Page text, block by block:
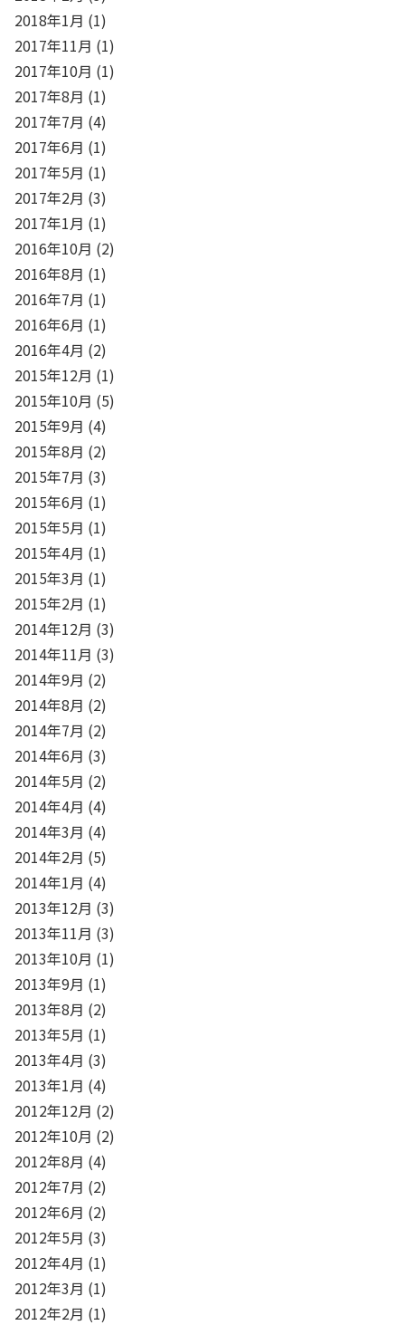
2018年1月 (1)
2017年11月 (1)
2017年10月 (1)
2017年8月 (1)
2017年7月 (4)
2017年6月 (1)
2017年5月 (1)
2017年2月 (3)
2017年1月 (1)
2016年10月 (2)
2016年8月 (1)
2016年7月 (1)
2016年6月 (1)
2016年4月 (2)
2015年12月 (1)
2015年10月 (5)
2015年9月 (4)
2015年8月 (2)
2015年7月 (3)
2015年6月 (1)
2015年5月 (1)
2015年4月 (1)
2015年3月 (1)
2015年2月 (1)
2014年12月 (3)
2014年11月 (3)
2014年9月 (2)
2014年8月 (2)
2014年7月 (2)
2014年6月 (3)
2014年5月 (2)
2014年4月 (4)
2014年3月 (4)
2014年2月 (5)
2014年1月 (4)
2013年12月 (3)
2013年11月 (3)
2013年10月 (1)
2013年9月 (1)
2013年8月 (2)
2013年5月 (1)
2013年4月 (3)
2013年1月 (4)
2012年12月 (2)
2012年10月 (2)
2012年8月 (4)
2012年7月 (2)
2012年6月 (2)
2012年5月 (3)
2012年4月 (1)
2012年3月 (1)
2012年2月 (1)